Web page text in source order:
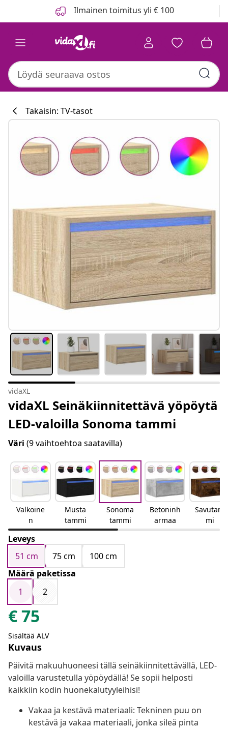
Ilmainen toimitus yli € 100
Takaisin: TV-tasot
vidaXL
vidaXL Seinäkiinnitettävä yöpöytä
LED-valoilla Sonoma tammi
Väri (9 vaihtoehtoa saatavilla)
Valkoine
n
Musta
tammi
Sonoma
tammi
Betoninh
armaa
Savutam
mi
Leveys
51 cm
75 cm
100 cm
Määrä paketissa
1
2
€75
Sisältää ALV
Kuvaus
Päivitä makuuhuoneesi tällä seinäkiinnitettävällä, LED-
valoilla varustetulla yöpöydällä! Se sopii helposti
kaikkiin kodin huonekalutyyleihisi!
Vakaa ja kestävä materiaali: Tekninen puu on
kestävä ja vakaa materiaali, jonka sileä pinta